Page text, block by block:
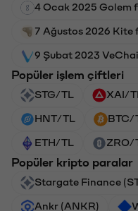
4 Ocak 2025 Golem
7 Ağustos 2026 Kite
9 Şubat 2023
Popüler işlem çiftleri
STG/TL XAI/TL
HNT/TL BTC/
ETH/TL ZRO/
Popüler kripto paralar
Stargate Finance
Ankr (ANKR)